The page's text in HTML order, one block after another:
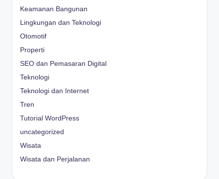
Keamanan Bangunan
Lingkungan dan Teknologi
Otomotif
Properti
SEO dan Pemasaran Digital
Teknologi
Teknologi dan Internet
Tren
Tutorial WordPress
uncategorized
Wisata
Wisata dan Perjalanan